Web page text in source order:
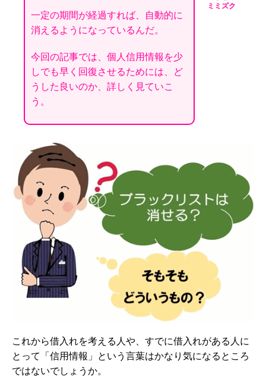
ミミズク
一定の期間が経過すれば、自動的に
消えるようになっているんだ。
今回の記事では、個人信用情報を少
しでも早く回復させるためには、ど
うした良いのか、詳しく見ていこ
う。
これから借入れを考える人や、すでに借入れがある人に
とって「信用情報」という言葉はかなり気になるところ
ではないでしょうか。